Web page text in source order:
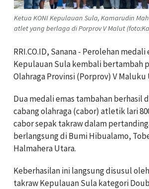
Ketua KONI Kepulauan Sula, Kamarudin
atlet yang berlaga di Porprov V Malut
RRI.CO.ID, Sanana - Perolehan
Kepulauan Sula kembali bertambah
Olahraga Provinsi (Porprov) V Maluku
Dua medali emas tambahan berhasil
cabang olahraga (cabor) atletik lari
cabor sepak takraw dalam
berlangsung di Bumi Hibualamo,
Halmahera Utara.
Keberhasilan ini langsung disusul
takraw Kepulauan Sula kategori